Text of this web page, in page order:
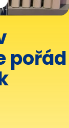
pořád